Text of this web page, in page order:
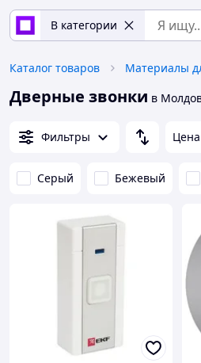
В категории
Каталог товаров Материалы
Дверные звонки в
Фильтры Цена
Серый Бежевый